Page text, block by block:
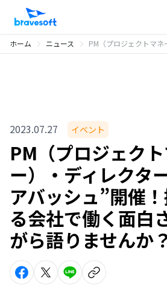
ホーム ニュース PM（プロジェクトマネージャー）・ディレクター向けの”ビアバ
2023.07.27 イベント
PM（プロジェク
ー）・ディレクタ
アバッシュ”開催
る会社で働く面白
がら語りませんか？